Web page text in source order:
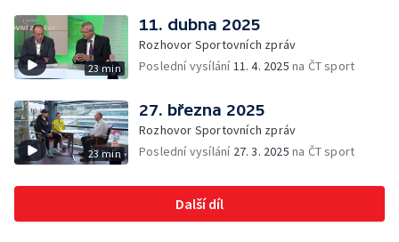
23 min
11. dubna 2025
Rozhovor Sportovních zpráv
Poslední vysílání11. 4. 2025 na ČT sport
23 min
27. března 2025
Rozhovor Sportovních zpráv
Poslední vysílání 27. 3. 2025 na ČT sport
Další díl